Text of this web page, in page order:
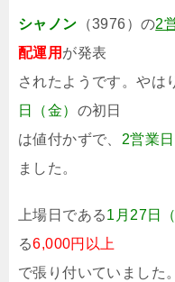
シャノン （3976）の2
配運用 が発表
されたようです。やは
日（金） の初日
は値付かずで、 2営業日
ました。
上場日である1月27日（
る6,000円以上
で張り付いていました。